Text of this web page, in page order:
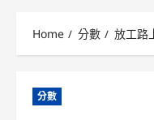
Home 分數 放工路
分數